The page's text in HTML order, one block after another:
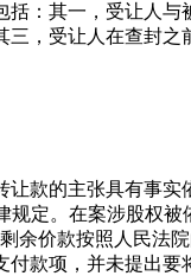
：其一，受让人
，受让人在查封
款的主张具有事
定。在案涉股权
价款按照人民
款项，并未提出